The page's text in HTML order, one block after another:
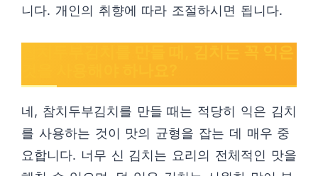
니다. 개인의 취향에 따라 조절하시면 됩니다.
네, 참치두부김치를 만들 때는 적당히 익은 김치
를 사용하는 것이 맛의 균형을 잡는 데 매우 중
요합니다. 너무 신 김치는 요리의 전체적인 맛을